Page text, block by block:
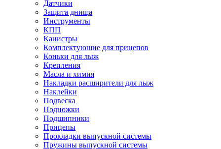
Датчики
Защита днища
Инструменты
КПП
Канистры
Комплектующие для прицепов
Коньки для лыж
Крепления
Масла и химия
Накладки расширители для лыж
Наклейки
Подвеска
Подножки
Подшипники
Прицепы
Прокладки выпускной системы
Пружины выпускной системы